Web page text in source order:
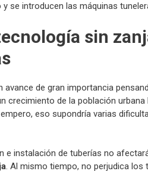
se introducen las máquinas
sin
de gran importancia
crecimiento de la población
eso supondría varias
instalación de tuberías no
. Al mismo tiempo, no perjudica los